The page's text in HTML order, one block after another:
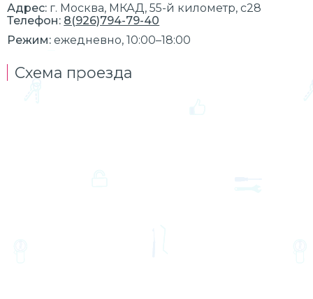
Адрес: г. Москва, МКАД, 55-й километр, с28
Телефон: 8(926)794-79-40
Режим: ежедневно, 10:00–18:00
Схема проезда